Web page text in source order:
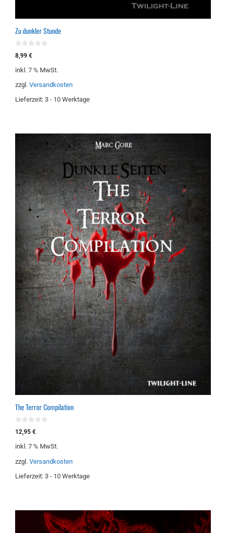
Zu dunkler Stunde
0
v
n
8,99 €
inkl. 7 % MwSt.
zzgl. Versandkosten
Lieferzeit: 3 - 10 Werktage
The Terror Compilation
0
v
n
12,95 €
inkl. 7 % MwSt.
zzgl. Versandkosten
Lieferzeit: 3 - 10 Werktage